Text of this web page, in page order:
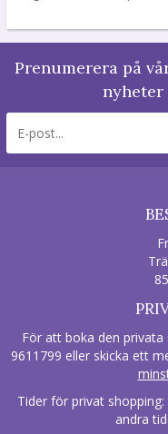
Prenumerera på
nyheter
För att boka den privata
9611799 eller skicka ett
Tider för privat
andra